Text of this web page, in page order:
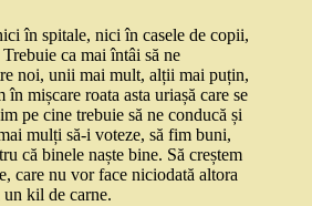
în spitale, nici în casele de copii,
ca mai întâi să ne
noi, unii mai mult, alții mai puțin,
mișcare roata asta uriașă care se
pe cine trebuie să ne conducă și
mulți să-i voteze, să fim buni,
că binele naște bine. Să creștem
care nu vor face niciodată altora
un kil de carne.